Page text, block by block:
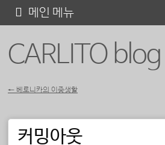
CARLITO blog
메인 메뉴
텐
← 베로니카의 이중생활
커밍아웃